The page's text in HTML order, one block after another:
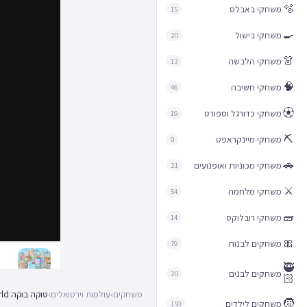
🫧 משחקי באבלס 15
🍳 משחקי בישול 20
👗 משחקי הלבשה 13
🧠 משחקי חשיבה 46
⚽︎משחקי כדורגל וספורט 19
⛏️ משחקי מיינקראפט 9
🚗משחקי מכוניות ואופנועים 21
⚔️ משחקי מלחמה 54
🧱 משחקי רובלוקס 14
🎀 משחקים לבנות 79
🥷
🏻 משחקים לבנים 20
🧒 משחקים לילדים 150
משחקים›עולמות וירטואלים›טוקה בוקה Toca Life World